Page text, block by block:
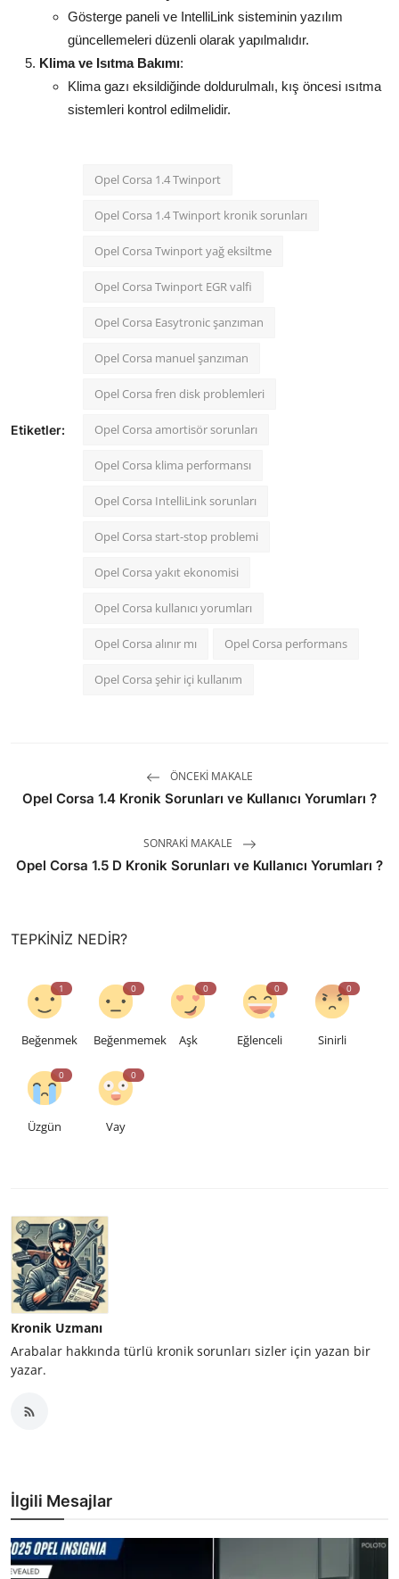
Gösterge paneli ve IntelliLink sisteminin yazılım
güncellemeleri düzenli olarak yapılmalıdır.
Klima ve Isıtma Bakımı:
Klima gazı eksildiğinde doldurulmalı, kış öncesi ısıtma
sistemleri kontrol edilmelidir.
Etiketler:
Opel Corsa 1.4 Twinport
Opel Corsa 1.4 Twinport kronik sorunları
Opel Corsa Twinport yağ eksiltme
Opel Corsa Twinport EGR valfi
Opel Corsa Easytronic şanzıman
Opel Corsa manuel şanzıman
Opel Corsa fren disk problemleri
Opel Corsa amortisör sorunları
Opel Corsa klima performansı
Opel Corsa IntelliLink sorunları
Opel Corsa start-stop problemi
Opel Corsa yakıt ekonomisi
Opel Corsa kullanıcı yorumları
Opel Corsa alınır mı Opel Corsa performans
Opel Corsa şehir içi kullanım
ÖNCEKI MAKALE
Opel Corsa 1.4 Kronik Sorunları ve Kullanıcı Yorumları ?
SONRAKI MAKALE
Opel Corsa 1.5 D Kronik Sorunları ve Kullanıcı Yorumları ?
TEPKINIZ NEDIR?
1
Beğenmek
0
Beğenmemek
0
Aşk
0
Eğlenceli
0
Sinirli
0
Üzgün
0
Vay
Kronik Uzmanı
Arabalar hakkında türlü kronik sorunları sizler için yazan bir
yazar.
İlgili Mesajlar